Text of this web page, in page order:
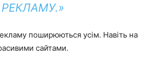
РЕКЛАМУ.»
поширюються усім. Навіть на
сайтами.